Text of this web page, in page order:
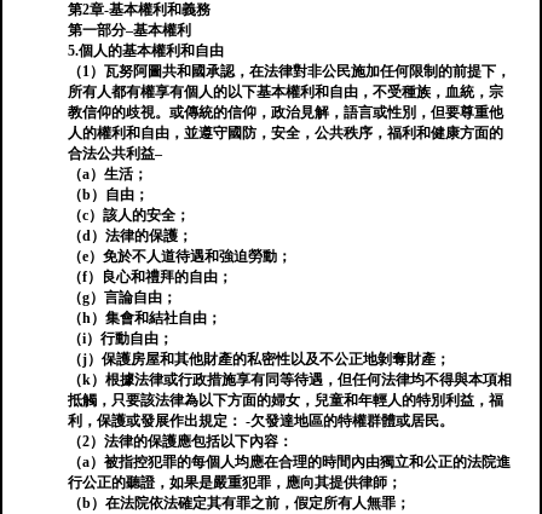
第2章-基本權利和義務
第一部分–基本權利
5.個人的基本權利和自由
（1）瓦努阿圖共和國承認，在法律對非公民施加任何限制的前提下，
所有人都有權享有個人的以下基本權利和自由，不受種族，血統，宗
教信仰的歧視。或傳統的信仰，政治見解，語言或性別，但要尊重他
人的權利和自由，並遵守國防，安全，公共秩序，福利和健康方面的
合法公共利益–
（a）生活；
（b）自由；
（c）該人的安全；
（d）法律的保護；
（e）免於不人道待遇和強迫勞動；
（f）良心和禮拜的自由；
（g）言論自由；
（h）集會和結社自由；
（i）行動自由；
（j）保護房屋和其他財產的私密性以及不公正地剝奪財產；
（k）根據法律或行政措施享有同等待遇，但任何法律均不得與本項相
抵觸，只要該法律為以下方面的婦女，兒童和年輕人的特別利益，福
利，保護或發展作出規定： -欠發達地區的特權群體或居民。
（2）法律的保護應包括以下內容：
（a）被指控犯罪的每個人均應在合理的時間內由獨立和公正的法院進
行公正的聽證，如果是嚴重犯罪，應向其提供律師；
（b）在法院依法確定其有罪之前，假定所有人無罪；